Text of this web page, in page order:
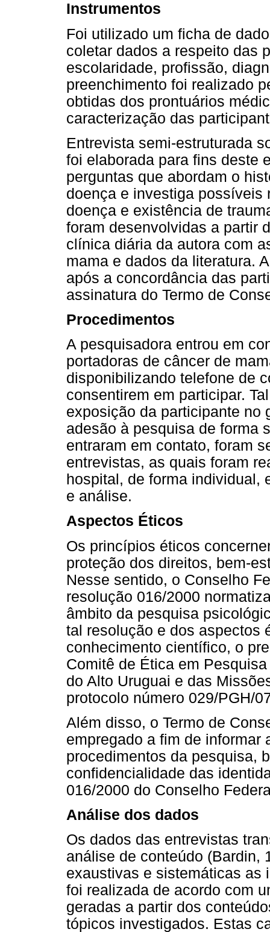
Instrumentos
Foi utilizado um ficha de
coletar dados a respeito das
escolaridade, profissão,
preenchimento foi realizado
obtidas dos prontuários
caracterização das
Entrevista semi-estruturada
foi elaborada para fins deste
perguntas que abordam o
doença e investiga possíveis
doença e existência de
foram desenvolvidas a partir
clínica diária da autora com
mama e dados da literatura.
após a concordância das
assinatura do Termo de
Procedimentos
A pesquisadora entrou em
portadoras de câncer de
disponibilizando telefone de
consentirem em participar.
exposição da participante no
adesão à pesquisa de forma
entraram em contato, foram
entrevistas, as quais foram
hospital, de forma individual,
e análise.
Aspectos Éticos
Os princípios éticos
proteção dos direitos, bem-
Nesse sentido, o Conselho
resolução 016/2000
âmbito da pesquisa
tal resolução e dos aspectos
conhecimento científico, o
Comitê de Ética em
do Alto Uruguai e das
protocolo número 029/PGH/
Além disso, o Termo de
empregado a fim de informar
procedimentos da pesquisa,
confidencialidade das
016/2000 do Conselho
Análise dos dados
Os dados das entrevistas
análise de conteúdo (Bardin,
exaustivas e sistemáticas as
foi realizada de acordo com
geradas a partir dos
tópicos investigados. Estas